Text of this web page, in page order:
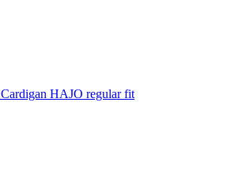
Cardigan HAJO regular fit